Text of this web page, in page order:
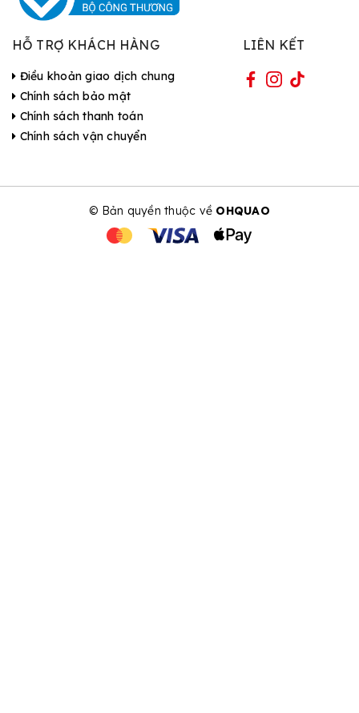
HỖ TRỢ KHÁCH HÀNG
Điều khoản giao dịch chung
Chính sách bảo mật
Chính sách thanh toán
Chính sách vận chuyển
LIÊN KẾT
© Bản quyền thuộc về OHQUAO
| Cung cấp bởi Sapo